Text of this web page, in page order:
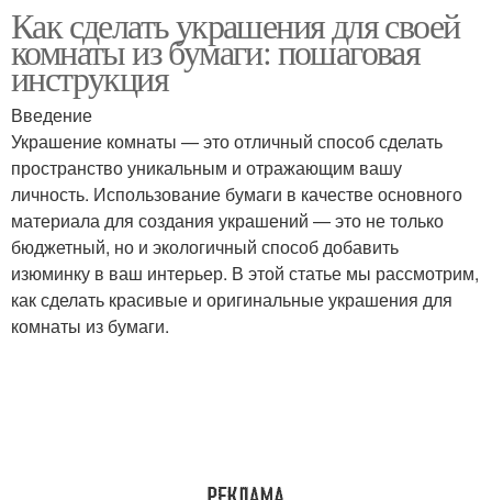
Бумажная лоза
Украшения в детской
комнате
Украшения для стен Украшения в комнате
Украшения из бумаги
Материалы для
бумажных украшений
Как сделать украшения для своей
комнаты из бумаги: пошаговая
инструкция
Введение
Украшение комнаты — это отличный способ сделать
пространство уникальным и отражающим вашу
личность. Использование бумаги в качестве основного
материала для создания украшений — это не только
бюджетный, но и экологичный способ добавить
изюминку в ваш интерьер. В этой статье мы рассмотрим,
как сделать красивые и оригинальные украшения для
комнаты из бумаги.